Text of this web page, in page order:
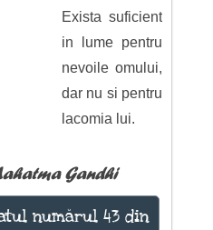
Exista suficient
in lume pentru
nevoile omului,
dar nu si pentru
lacomia lui.
Gandhi
numărul 43 din